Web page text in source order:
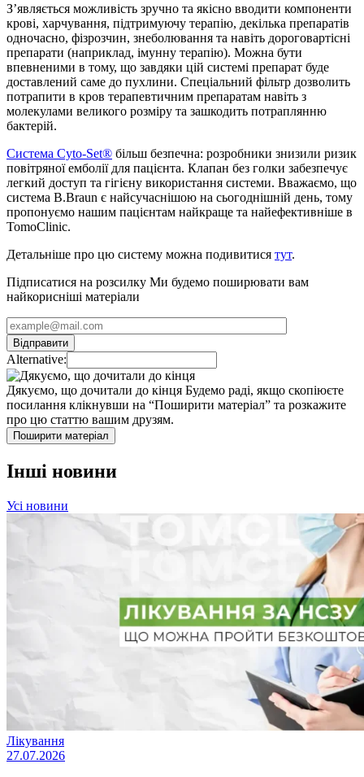
З’являється можливість зручно та якісно вводити компоненти
крові, харчування, підтримуючу терапію, декілька препаратів
одночасно, фізрозчин, знеболювання та навіть дороговартісні
препарати (наприклад, імунну терапію). Можна бути
впевненими в тому, що завдяки цій системі препарат буде
доставлений саме до пухлини. Спеціальний фільтр дозволить
потрапити в кров терапевтичним препаратам навіть з
молекулами великого розміру та зашкодить потраплянню
бактерій.
Система Cyto-Set® більш безпечна: розробники знизили ризик
повітряної емболії для пацієнта. Клапан без голки забезпечує
легкий доступ та гігієну використання системи. Вважаємо, що
система B.Braun є найсучаснішою на сьогоднішній день, тому
пропонуємо нашим пацієнтам найкраще та найефективніше в
TomoClinic.
Детальніше про цю систему можна подивитися тут.
Підписатися на розсилку Ми будемо поширювати вам
найкорисніші матеріали
Alternative:
Дякуємо, що дочитали до кінця Будемо раді, якщо скопіюєте
посилання клікнувши на “Поширити матеріал” та розкажите
про цю статтю вашим друзям.
Поширити матеріал
Інші новини
Усі новини
Лікування
27.07.2026